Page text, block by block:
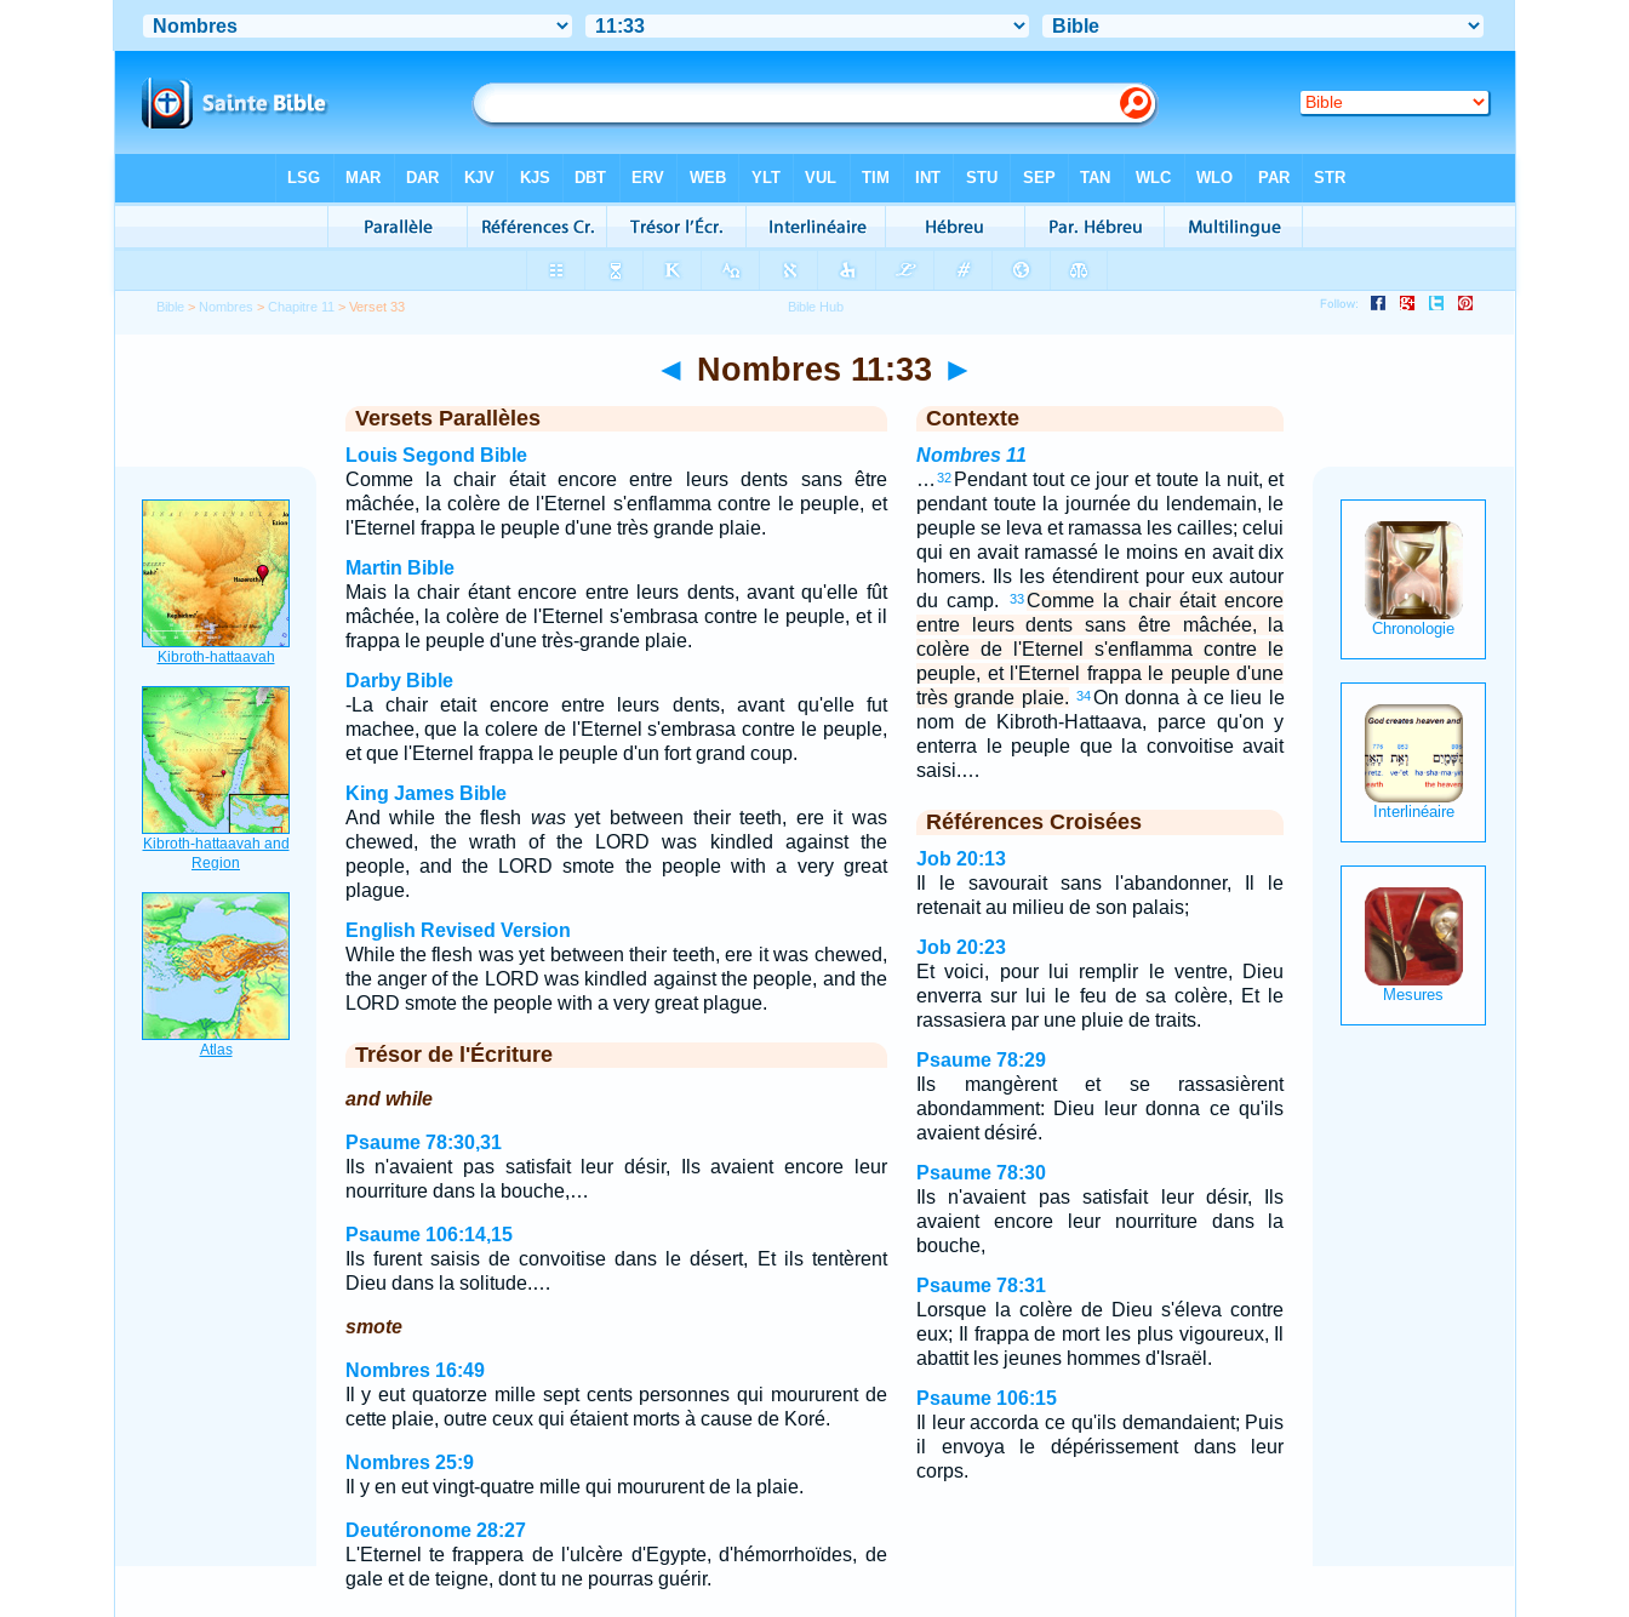
Bible > Nombres >Chapitre 11 > Verset 33
◄ Nombres 11:33 ►
Versets Parallèles
Louis Segond Bible
Comme la chair était encore entre leurs dents sans être
mâchée, la colère de l'Eternel s'enflamma contre le peuple, et
l'Eternel frappa le peuple d'une très grande plaie.
Martin Bible
Mais la chair étant encore entre leurs dents, avant qu'elle fût
mâchée, la colère de l'Eternel s'embrasa contre le peuple, et il
frappa le peuple d'une très-grande plaie.
Darby Bible
-La chair etait encore entre leurs dents, avant qu'elle fut
machee, que la colere de l'Eternel s'embrasa contre le peuple,
et que l'Eternel frappa le peuple d'un fort grand coup.
King James Bible
And while the flesh wasyet between their teeth, ere it was
chewed, the wrath of the LORD was kindled against the
people, and the LORD smote the people with a very great
plague.
English Revised Version
While the flesh was yet between their teeth, ere it was chewed,
the anger of the LORD was kindled against the people, and the
LORD smote the people with a very great plague.
Trésor de l'Écriture
and while
Psaume 78:30,31
Ils n'avaient pas satisfait leur désir, Ils avaient encore leur
nourriture dans la bouche,…
Psaume 106:14,15
Ils furent saisis de convoitise dans le désert, Et ils tentèrent
Dieu dans la solitude.…
smote
Nombres 16:49
Il y eut quatorze mille sept cents personnes qui moururent de
cette plaie, outre ceux qui étaient morts à cause de Koré.
Nombres 25:9
Il y en eut vingt-quatre mille qui moururent de la plaie.
Deutéronome 28:27
L'Eternel te frappera de l'ulcère d'Egypte, d'hémorrhoïdes, de
gale et de teigne, dont tu ne pourras guérir.
Contexte
Nombres 11
… 32 Pendant tout ce jour et toute la nuit, et
pendant toute la journée du lendemain, le
peuple se leva et ramassa les cailles; celui
qui en avait ramassé le moins en avait dix
homers. Ils les étendirent pour eux autour
du camp.
33Comme la chair était encore
entre leurs dents sans être mâchée, la
colère de l'Eternel s'enflamma contre le
peuple, et l'Eternel frappa le peuple d'une
très grande plaie. 34On donna à ce lieu le
nom de Kibroth-Hattaava, parce qu'on y
enterra le peuple que la convoitise avait
saisi.…
Références Croisées
Job 20:13
Il le savourait sans l'abandonner, Il le
retenait au milieu de son palais;
Job 20:23
Et voici, pour lui remplir le ventre, Dieu
enverra sur lui le feu de sa colère, Et le
rassasiera par une pluie de traits.
Psaume 78:29
Ils mangèrent et se rassasièrent
abondamment: Dieu leur donna ce qu'ils
avaient désiré.
Psaume 78:30
Ils n'avaient pas satisfait leur désir, Ils
avaient encore leur nourriture dans la
bouche,
Psaume 78:31
Lorsque la colère de Dieu s'éleva contre
eux; Il frappa de mort les plus vigoureux, Il
abattit les jeunes hommes d'Israël.
Psaume 106:15
Il leur accorda ce qu'ils demandaient; Puis
il envoya le dépérissement dans leur
corps.